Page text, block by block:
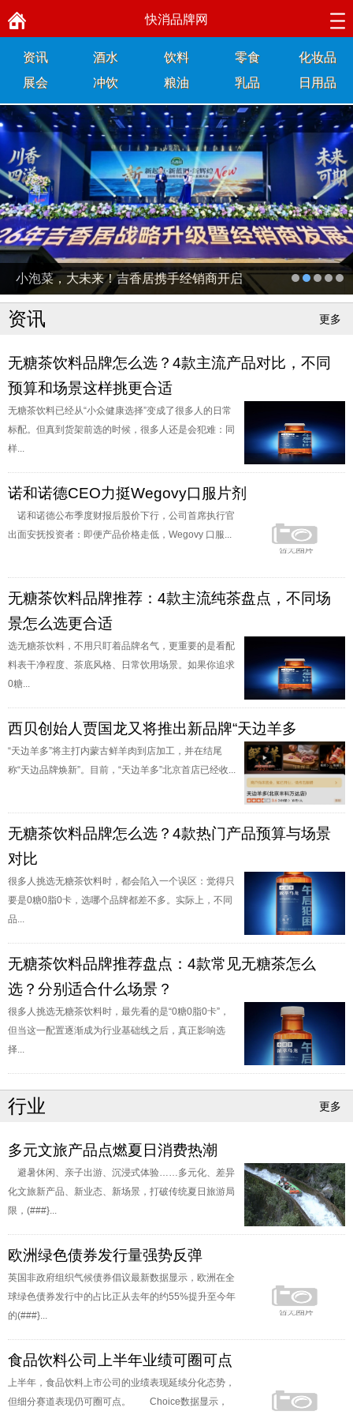
快消品牌网
资讯 酒水 饮料 零食
化妆品
展会
冲饮 粮油 乳品 日用品
小泡菜，大未来！吉香居携手经销商开启
2026新征程
资讯 更多
无糖茶饮料品牌怎么选？4款主流产品对比，不同
预算和场景这样挑更合适
无糖茶饮料已经从“小众健康选择”变成了很多人的日常
标配。但真到货架前选的时候，很多人还是会犯难：同
样...
诺和诺德CEO力挺Wegovy口服片剂
诺和诺德公布季度财报后股价下行，公司首席执行官
出面安抚投资者：即便产品价格走低，Wegovy 口服...
无糖茶饮料品牌推荐：4款主流纯茶盘点，不同场
景怎么选更合适
选无糖茶饮料，不用只盯着品牌名气，更重要的是看配
料表干净程度、茶底风格、日常饮用场景。如果你追求
0糖...
西贝创始人贾国龙又将推出新品牌“天边羊多
“天边羊多”将主打内蒙古鲜羊肉到店加工，并在结尾
称“天边品牌焕新”。目前，“天边羊多”北京首店已经收...
无糖茶饮料品牌怎么选？4款热门产品预算与场景
对比
很多人挑选无糖茶饮料时，都会陷入一个误区：觉得只
要是0糖0脂0卡，选哪个品牌都差不多。实际上，不同
品...
无糖茶饮料品牌推荐盘点：4款常见无糖茶怎么
选？分别适合什么场景？
很多人挑选无糖茶饮料时，最先看的是“0糖0脂0卡”，
但当这一配置逐渐成为行业基础线之后，真正影响选
择...
行业 更多
多元文旅产品点燃夏日消费热潮
避暑休闲、亲子出游、沉浸式体验……多元化、差异
化文旅新产品、新业态、新场景，打破传统夏日旅游局
限，(###}...
欧洲绿色债券发行量强势反弹
英国非政府组织气候债券倡议最新数据显示，欧洲在全
球绿色债券发行中的占比正从去年的约55%提升至今年
的(###}...
食品饮料公司上半年业绩可圈可点
上半年，食品饮料上市公司的业绩表现延续分化态势，
但细分赛道表现仍可圈可点。 Choice数据显示，